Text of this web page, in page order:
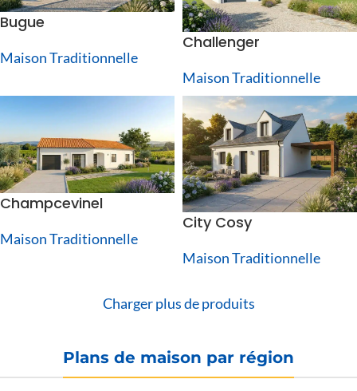
Bugue
Maison Traditionnelle
Challenger
Maison Traditionnelle
Champcevinel
Maison Traditionnelle
City Cosy
Maison Traditionnelle
Charger plus de produits
Plans de maison par région